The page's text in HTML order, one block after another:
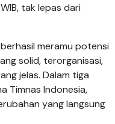
tak lepas dari
meramu potensi
solid, terorganisasi,
jelas. Dalam tiga
Timnas Indonesia,
yang langsung